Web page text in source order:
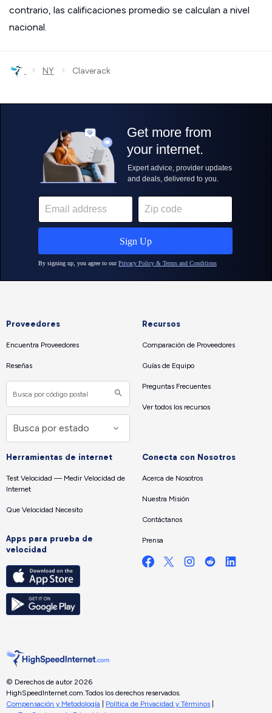
contrario, las calificaciones promedio se calculan a nivel
nacional.
› NY › Claverack
Proveedores
Encuentra Proveedores
Reseñas
Recursos
Comparación de Proveedores
Guías de Equipo
Preguntas Frecuentes
Ver todos los recursos
Herramientas de internet
Test Velocidad — Medir Velocidad de
Internet
Que Velocidad Necesito
Apps para prueba de
velocidad
Conecta con Nosotros
Acerca de Nosotros
Nuestra Misión
Contáctanos
Prensa
© Derechos de autor 2026
HighSpeedInternet.com. Todos los derechos reservados.
Compensación y Metodología
Política de Privacidad y Términos